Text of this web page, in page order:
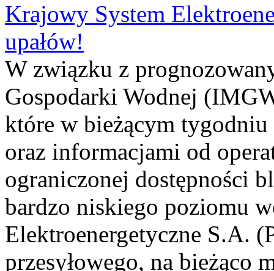
Krajowy System
upałów!
W związku z
Gospodarki Wodnej
które w bieżącym tygodniu
oraz informacjami od
ograniczonej dostępności
bardzo niskiego poziomu
Elektroenergetyczne S.A.
przesyłowego, na bieżąco